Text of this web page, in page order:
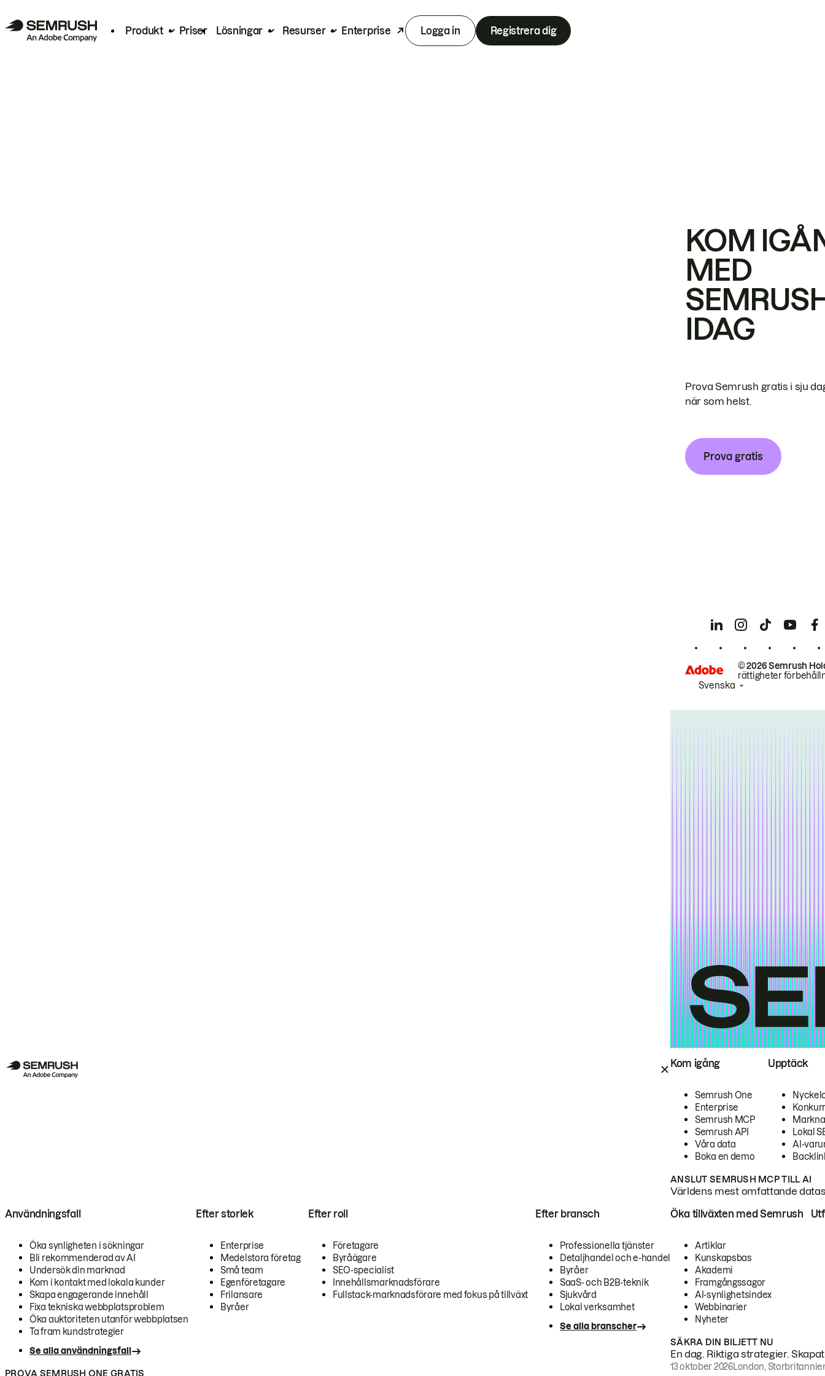
Produkt Priser Lösningar Resurser Enterprise Logga in Registrera dig
Kom igång
Semrush One
Enterprise
Semrush MCP
Semrush API
Våra data
Boka en demo
Upptäck
Lokal
AI-
ANSLUT SEMRUSH MCP TILL AI
Världens mest omfattande
Användningsfall
Öka synligheten i sökningar
Bli rekommenderad av AI
Undersök din marknad
Kom i kontakt med lokala kunder
Skapa engagerande innehåll
Fixa tekniska webbplatsproblem
Öka auktoriteten utanför webbplatsen
Ta fram kundstrategier
Se alla användningsfall
Efter storlek
Enterprise
Medelstora företag
Små team
Egenföretagare
Frilansare
Byråer
Efter roll
Företagare
Byråägare
SEO-specialist
Innehållsmarknadsförare
Fullstack-marknadsförare med fokus på tillväxt
Efter bransch
Professionella tjänster
Detaljhandel och e-handel
Byråer
SaaS- och B2B-teknik
Sjukvård
Lokal verksamhet
Se alla branscher
PROVA SEMRUSH ONE GRATIS
Öka tillväxten med Semrush
Artiklar
Kunskapsbas
Akademi
Framgångssagor
AI-synlighetsindex
Webbinarier
Nyheter
SÄKRA DIN BILJETT NU
En dag. Riktiga strategier.
13 oktober 2026London,
KOM
MED
IDAG
Prova Semrush gratis i sju
när som helst.
Prova gratis
© 2026 Semrush
rättigheter
Svenska